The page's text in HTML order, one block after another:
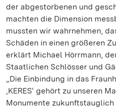
der abgestorbenen und
machten die Dimension
mussten wir wahrnehmen,
Schäden in einen größeren
erklärt Michael Hörrmann,
Staatlichen Schlösser und
„Die Einbindung in das
‚KERES‘ gehört zu unseren
Monumente zukunftstauglich